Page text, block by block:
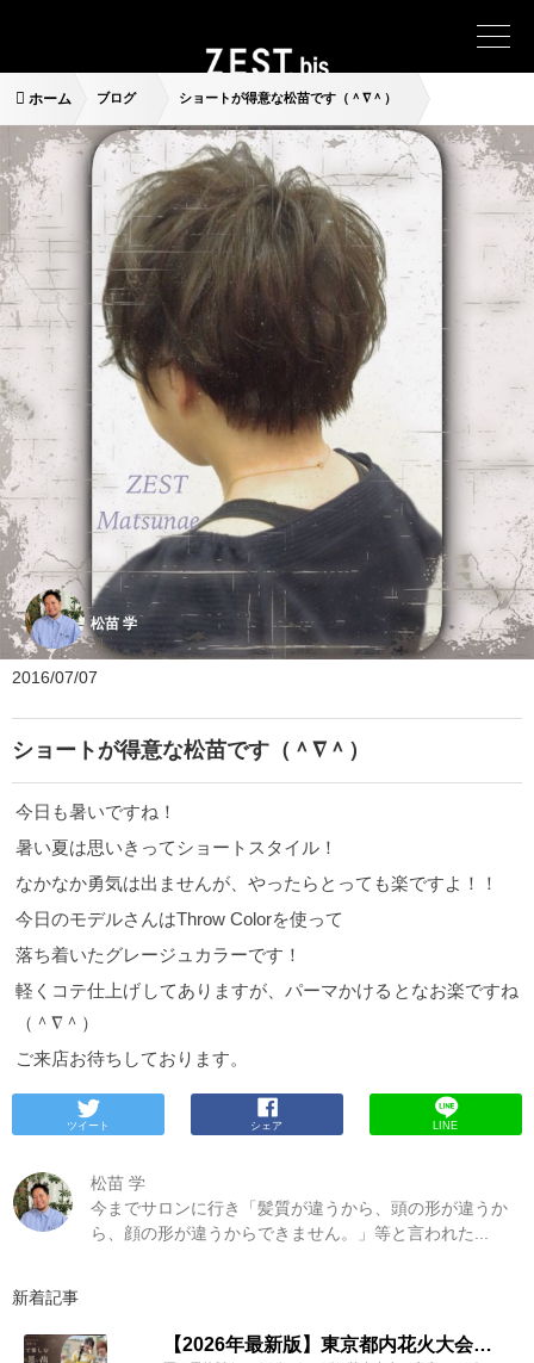
ホーム ブログ ショートが得意な松苗です（＾∇＾）
松苗 学
2016/07/07
ショートが得意な松苗です（＾∇＾）
今日も暑いですね！
暑い夏は思いきってショートスタイル！
なかなか勇気は出ませんが、やったらとっても楽ですよ！！
今日のモデルさんはThrow Colorを使って
落ち着いたグレージュカラーです！
軽くコテ仕上げしてありますが、パーマかけるとなお楽ですね
（＾∇＾）
ご来店お待ちしております。
ツイート シェア LINE
松苗 学
今までサロンに行き「髪質が違うから、頭の形が違うか
ら、顔の形が違うからできません。」等と言われた...
新着記事
【2026年最新版】東京都内花火大会まとめ｜浴衣着付け・ヘアセットならZESTへ